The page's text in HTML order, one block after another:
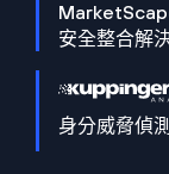
安全整合解
身分威脅偵